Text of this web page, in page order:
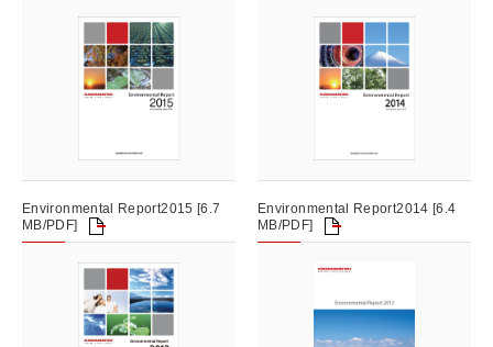
Environmental Report2015 [6.7
MB/PDF]
Environmental Report2014 [6.4
MB/PDF]